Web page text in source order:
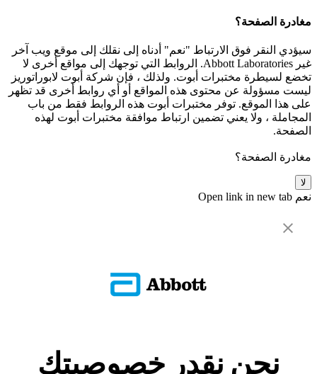
مغادرة الصفحة؟
سيؤدي النقر فوق الارتباط "نعم" أدناه إلى نقلك إلى موقع ويب آخر
غير Abbott Laboratories. الروابط التي توجهك إلى مواقع أخرى لا
تخضع لسيطرة مختبرات أبوت. ولذلك ، فإن شركة أبوت لابوراتوريز
ليست مسؤولة عن محتوى هذه المواقع أو أي روابط أخرى قد تظهر
على هذا الموقع. توفر مختبرات أبوت هذه الروابط فقط من باب
المجاملة ، ولا يعني تضمين ارتباط موافقة مختبرات أبوت لهذه
الصفحة.
مغادرة الصفحة؟
لا
نعم Open link in new tab
نحن نقدر خصوصيتك